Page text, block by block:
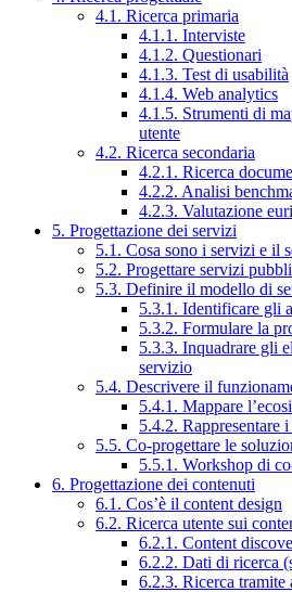
4.1. Ricerca primaria
4.1.1. Interviste
4.1.2. Questionari
4.1.3. Test di usabilità
4.1.4. Web analytics
4.1.5. Strumenti di
utente
4.2. Ricerca secondaria
4.2.1. Ricerca
4.2.2. Analisi
4.2.3. Valutazione
5. Progettazione dei servizi
5.1. Cosa sono i servizi e il
5.2. Progettare servizi
5.3. Definire il modello di
5.3.1. Identificare gli
5.3.2. Formulare la
5.3.3. Inquadrare gli
servizio
5.4. Descrivere il
5.4.1. Mappare
5.4.2. Rappresentare
5.5. Co-progettare le
5.5.1. Workshop di
6. Progettazione dei contenuti
6.1. Cos’è il content design
6.2. Ricerca utente sui
6.2.1. Content
6.2.2. Dati di ricerca
6.2.3. Ricerca tramite